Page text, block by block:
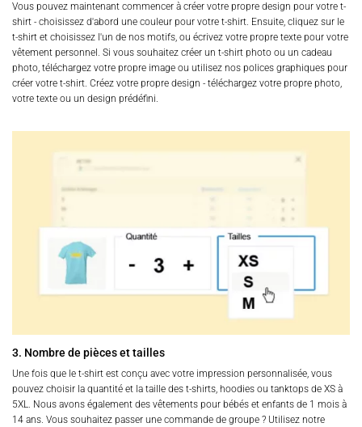
Vous pouvez maintenant commencer à créer votre propre design pour votre t-
shirt - choisissez d'abord une couleur pour votre t-shirt. Ensuite, cliquez sur le
t-shirt et choisissez l'un de nos motifs, ou écrivez votre propre texte pour votre
vêtement personnel. Si vous souhaitez créer un t-shirt photo ou un cadeau
photo, téléchargez votre propre image ou utilisez nos polices graphiques pour
créer votre t-shirt. Créez votre propre design - téléchargez votre propre photo,
votre texte ou un design prédéfini.
3. Nombre de pièces et tailles
Une fois que le t-shirt est conçu avec votre impression personnalisée, vous
pouvez choisir la quantité et la taille des t-shirts, hoodies ou tanktops de XS à
5XL. Nous avons également des vêtements pour bébés et enfants de 1 mois à
14 ans. Vous souhaitez passer une commande de groupe ? Utilisez notre